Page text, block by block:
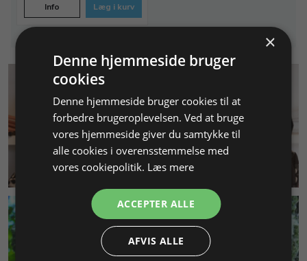
Info Læg i kurv
KUNDESERVICE
×
Denne hjemmeside bruger
cookies
Denne hjemmeside bruger cookies til at
forbedre brugeroplevelsen. Ved at bruge
vores hjemmeside giver du samtykke til
alle cookies i overensstemmelse med
vores cookiepolitik. Læs mere
ACCEPTER ALLE
AFVIS ALLE